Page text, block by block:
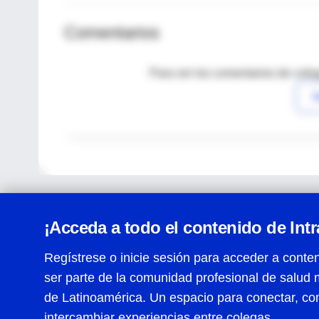
Comentarios
Para ver los comentarios de
¡Acceda a todo el contenido de
Regístrese o inicie sesión para acceder a
ser parte de la comunidad profesional de salud
de Latinoamérica. Un espacio para conectar,
Centro de Ayuda
Términos y condiciones| Políticas de privacidad